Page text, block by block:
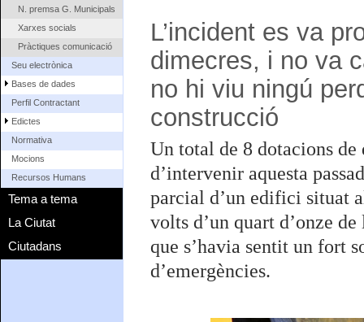
N. premsa G. Municipals
Xarxes socials
Pràctiques comunicació
Seu electrònica
Bases de dades
Perfil Contractant
Edictes
Normativa
Mocions
Recursos Humans
Tema a tema
La Ciutat
Ciutadans
L’incident es va
dimecres, i no va
no hi viu ningú
construcció
Un total de 8 dotacions de
d’intervenir aquesta
parcial d’un edifici situat
volts d’un quart d’onze
que s’havia sentit un fort
d’emergències.